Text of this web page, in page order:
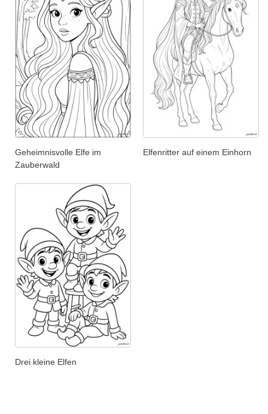
Geheimnisvolle Elfe im
Zauberwald
Elfenritter auf einem Einhorn
Drei kleine Elfen